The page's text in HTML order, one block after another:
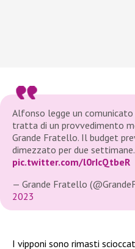
Alfonso legge un
tratta di un provvedimento
Grande Fratello. Il budget
dimezzato per due settimane.
pic.twitter.com/l0rIcQtbeR
— Grande Fratello
2023
I vipponi sono rimasti